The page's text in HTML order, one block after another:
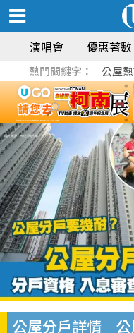
演唱會 優惠著數
熱門關鍵字： 公屋
公屋分戶詳情︱